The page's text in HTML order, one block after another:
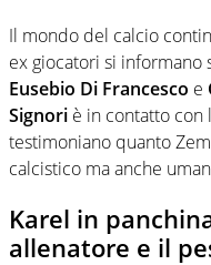
Il mondo del calcio
ex giocatori si informano
Eusebio Di Francesco e
Signori è in contatto con
testimoniano quanto
calcistico ma anche
Karel in
allenatore e il